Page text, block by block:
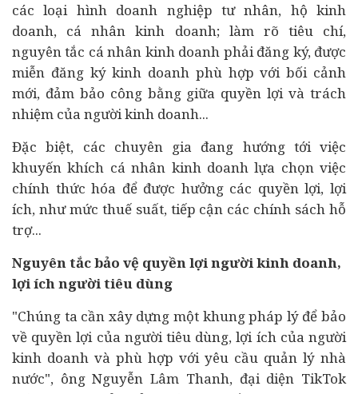
các loại hình doanh nghiệp tư nhân, hộ kinh
doanh, cá nhân kinh doanh; làm rõ tiêu chí,
nguyên tắc cá nhân kinh doanh phải đăng ký, được
miễn đăng ký kinh doanh phù hợp với bối cảnh
mới, đảm bảo công bằng giữa quyền lợi và trách
nhiệm của người kinh doanh...
Đặc biệt, các chuyên gia đang hướng tới việc
khuyến khích cá nhân kinh doanh lựa chọn việc
chính thức hóa để được hưởng các quyền lợi, lợi
ích, như mức thuế suất, tiếp cận các chính sách hỗ
trợ...
Nguyên tắc bảo vệ quyền lợi người kinh doanh,
lợi ích ngườitiêu dùng
"Chúng ta cần xây dựng một khung pháp lý để bảo
về quyền lợi của người tiêu dùng, lợi ích của người
kinh doanh và phù hợp với yêu cầu quản lý nhà
nước", ông Nguyễn Lâm Thanh, đại diện TikTok